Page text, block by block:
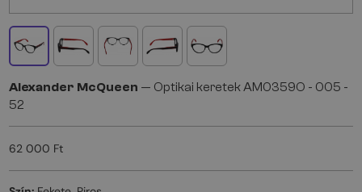
Alexander McQueen — Optikai keretek AM0359O - 005 -
52
62 000 Ft